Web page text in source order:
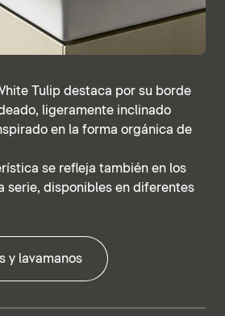
Tulip destaca por su borde
ligeramente inclinado
en la forma orgánica de
se refleja también en los
serie, disponibles en diferentes
y lavamanos